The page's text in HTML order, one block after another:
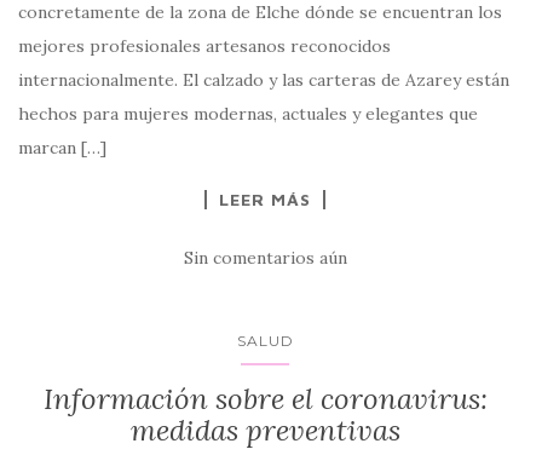
concretamente de la zona de Elche dónde se encuentran los
mejores profesionales artesanos reconocidos
internacionalmente. El calzado y las carteras de Azarey están
hechos para mujeres modernas, actuales y elegantes que
marcan […]
LEER MÁS
Sin comentarios aún
SALUD
Información sobre el coronavirus:
medidas preventivas